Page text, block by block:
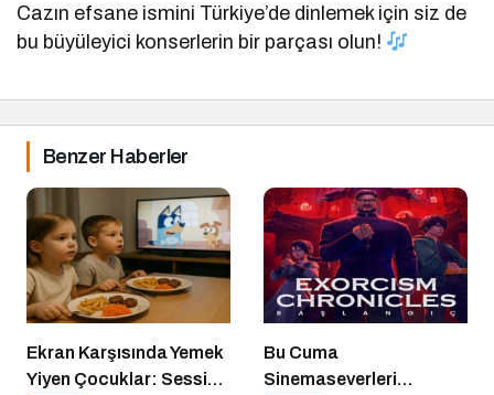
Cazın efsane ismini Türkiye’de dinlemek için siz de
bu büyüleyici konserlerin bir parçası olun!
Benzer Haberler
Ekran Karşısında Yemek
Yiyen Çocuklar: Sessiz
Bu Cuma
Sinemaseverleri